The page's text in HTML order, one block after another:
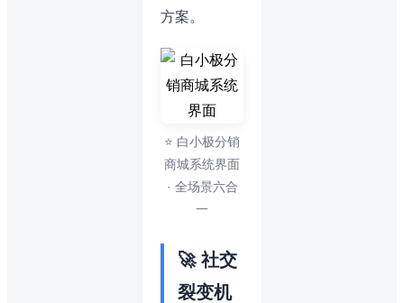
方案。
⭐ 白小极分销
商城系统界面
· 全场景六合
一
🚀 社交
裂变机